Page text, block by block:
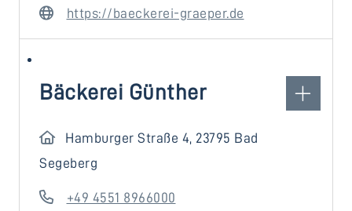
https://baeckerei-graeper.de
Bäckerei Günther
Hamburger Straße 4, 23795 Bad
Segeberg
+49 4551 8966000